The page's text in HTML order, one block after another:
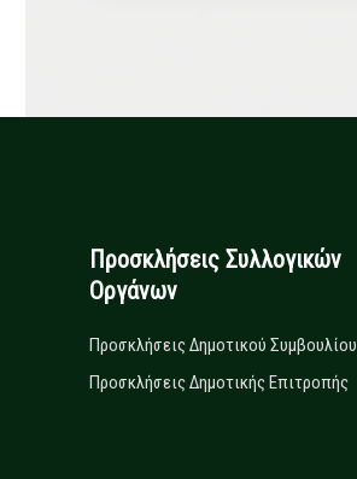
Προσκλήσεις Συλλογικών
Οργάνων
Προσκλήσεις Δημοτικού Συμβουλίου
Προσκλήσεις Δημοτικής Επιτροπής